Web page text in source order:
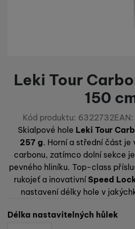
Leki Tour
150
Kód produktu: 6322732EAN:
Skialpové hole Leki Tour
257 g. Horní a střední část je
carbonu, zatímco dolní sekce
pevného hliníku. Top-class
rukojeť a inovativníSpeed
nastavení délky hole v
Vyberte variantu
Délka nastavitelných hůlek